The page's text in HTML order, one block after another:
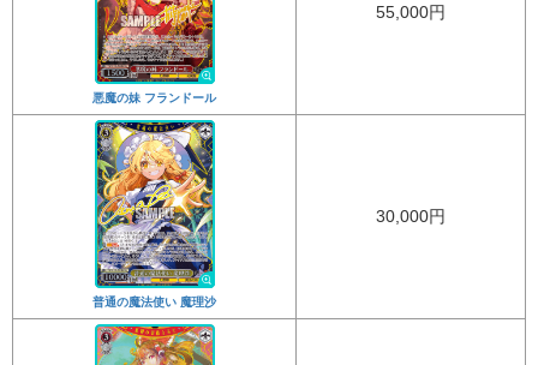
悪魔の妹 フランドール
55,000円
普通の魔法使い 魔理沙
30,000円